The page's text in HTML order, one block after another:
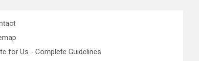
for Us - Complete Guidelines